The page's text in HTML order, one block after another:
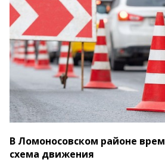
В Ломоносовском районе
схема движения